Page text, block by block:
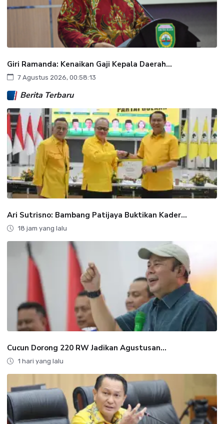
Giri Ramanda: Kenaikan Gaji Kepala Daerah...
7 Agustus 2026, 00:58:13
Berita Terbaru
Ari Sutrisno: Bambang Patijaya Buktikan Kader...
18 jam yang lalu
Cucun Dorong 220 RW Jadikan Agustusan...
1 hari yang lalu